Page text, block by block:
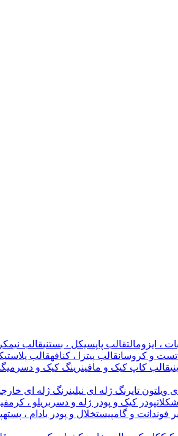
، ایزومالتقالب پاپسیکل ، بستنیقالب
و کروسانقالب پیتزا ، کنافهقالب
قالب کاپ کیک و مافینرینگ کیک و دسر
ویلتون تاپرنگ ژله ای نیلینرنگ ژله ای
پودر کیک و پودر ژله و دسر بریلو ،
فوندانت و گامپیستخلال و پودر بادام ، پسته